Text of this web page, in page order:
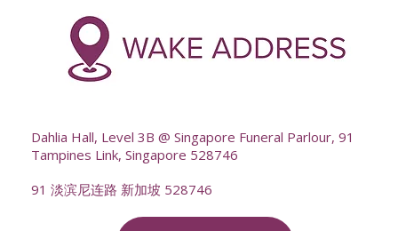
Dahlia Hall, Level 3B @ Singapore Funeral Parlour, 91
Tampines Link, Singapore 528746
91 淡滨尼连路 新加坡 528746